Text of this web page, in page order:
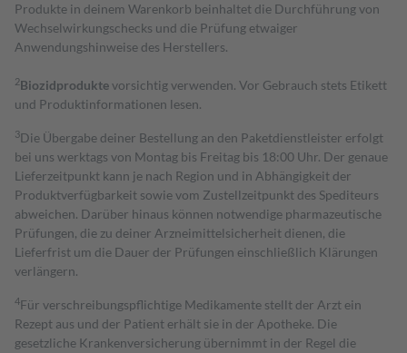
Produkte in deinem Warenkorb beinhaltet die Durchführung von
Wechselwirkungschecks und die Prüfung etwaiger
Anwendungshinweise des Herstellers.
2Biozidproduktevorsichtig verwenden. Vor Gebrauch stets Etikett
und Produktinformationen lesen.
3Die Übergabe deiner Bestellung an den Paketdienstleister erfolgt
bei uns werktags von Montag bis Freitag bis 18:00 Uhr. Der genaue
Lieferzeitpunkt kann je nach Region und in Abhängigkeit der
Produktverfügbarkeit sowie vom Zustellzeitpunkt des Spediteurs
abweichen. Darüber hinaus können notwendige pharmazeutische
Prüfungen, die zu deiner Arzneimittelsicherheit dienen, die
Lieferfrist um die Dauer der Prüfungen einschließlich Klärungen
verlängern.
4Für verschreibungspflichtige Medikamente stellt der Arzt ein
Rezept aus und der Patient erhält sie in der Apotheke. Die
gesetzliche Krankenversicherung übernimmt in der Regel die